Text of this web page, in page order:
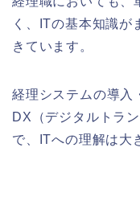
く、ITの基本知識が
きています。
経理システムの導入
DX（デジタルトラ
で、ITへの理解は大